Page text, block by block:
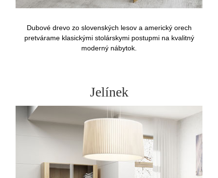
Dubové drevo zo slovenských lesov a americký orech
pretvárame klasickými stolárskymi postupmi na kvalitný
moderný nábytok.
Jelínek